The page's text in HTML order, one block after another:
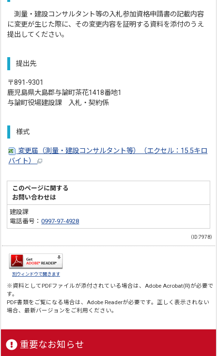
測量・建設コンサルタント等の入札参加資格申請書の記載内容
に変更が生じた際に、その変更内容を証明する資料を添付のうえ
提出してください。
提出先
〒891-9301
鹿児島県大島郡与論町茶花1418番地1
与論町役場建設課 入札・契約係
様式
変更届（測量・建設コンサルタント等）（エクセル：15.5キロ
バイト）
このページに関する
お問い合わせは
建設課
電話番号：0997-97-4928
（ID:7978）
別ウィンドウで開きます
※資料としてPDFファイルが添付されている場合は、Adobe Acrobat(R)が必要で
す。
PDF書類をご覧になる場合は、Adobe Readerが必要です。正しく表示されない
場合、最新バージョンをご利用ください。
重要なお知らせ